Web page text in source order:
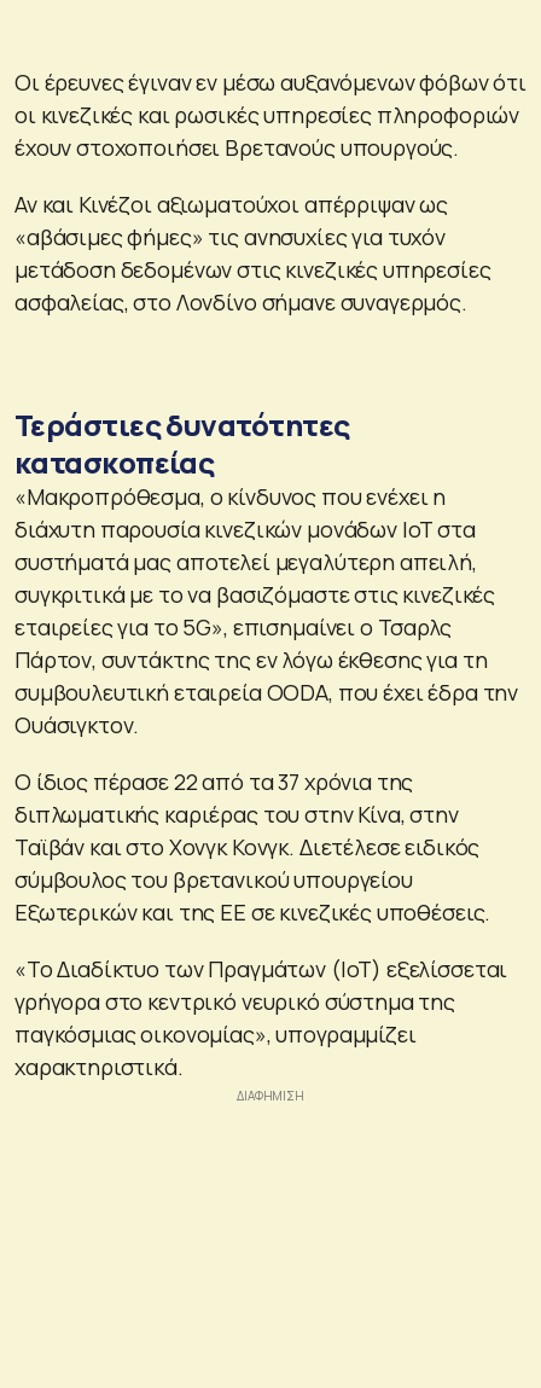
Οι έρευνες έγιναν εν μέσω αυξανόμενων φόβων ότι
οι κινεζικές και ρωσικές υπηρεσίες πληροφοριών
έχουν στοχοποιήσει Βρετανούς υπουργούς.
Αν και Κινέζοι αξιωματούχοι απέρριψαν ως
«αβάσιμες φήμες» τις ανησυχίες για τυχόν
μετάδοση δεδομένων στις κινεζικές υπηρεσίες
ασφαλείας, στο Λονδίνο σήμανε συναγερμός.
Τεράστιες δυνατότητες
κατασκοπείας
«Μακροπρόθεσμα, ο κίνδυνος που ενέχει η
διάχυτη παρουσία κινεζικών μονάδων IoT στα
συστήματά μας αποτελεί μεγαλύτερη απειλή,
συγκριτικά με το να βασιζόμαστε στις κινεζικές
εταιρείες για το 5G», επισημαίνει ο Τσαρλς
Πάρτον, συντάκτης της εν λόγω έκθεσης για τη
συμβουλευτική εταιρεία OODA, που έχει έδρα την
Ουάσιγκτον.
Ο ίδιος πέρασε 22 από τα 37 χρόνια της
διπλωματικής καριέρας του στην Κίνα, στην
Ταϊβάν και στο Χονγκ Κονγκ. Διετέλεσε ειδικός
σύμβουλος του βρετανικού υπουργείου
Εξωτερικών και της ΕΕ σε κινεζικές υποθέσεις.
«Το Διαδίκτυο των Πραγμάτων (IoT) εξελίσσεται
γρήγορα στο κεντρικό νευρικό σύστημα της
παγκόσμιας οικονομίας», υπογραμμίζει
χαρακτηριστικά.